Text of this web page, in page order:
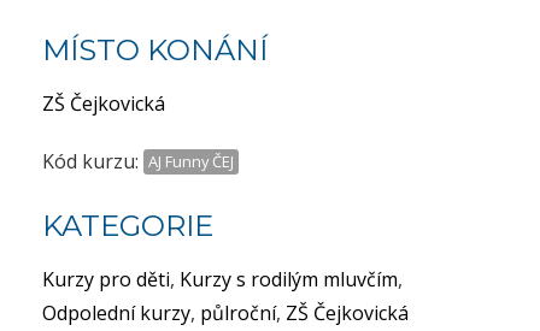
MÍSTO KONÁNÍ
ZŠ Čejkovická
Kód kurzu: AJ Funny ČEJ
KATEGORIE
Kurzy pro děti, Kurzy s rodilým mluvčím,
Odpolední kurzy, půlroční, ZŠ Čejkovická